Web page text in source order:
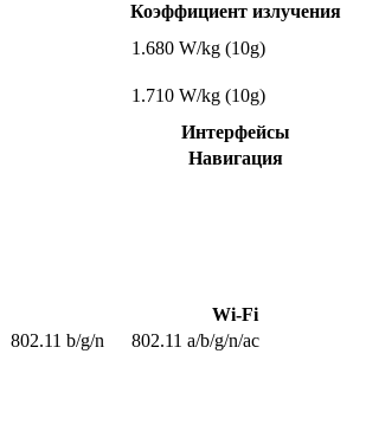
Коэффициент излучения
1.680 W/kg (10g)
1.710 W/kg (10g)
Интерфейсы
Навигация
Wi-Fi
802.11 b/g/n
802.11 a/b/g/n/ac